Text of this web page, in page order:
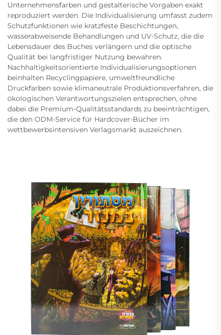
Unternehmensfarben und gestalterische Vorgaben exakt
reproduziert werden. Die Individualisierung umfasst zudem
Schutzfunktionen wie kratzfeste Beschichtungen,
wasserabweisende Behandlungen und UV-Schutz, die die
Lebensdauer des Buches verlängern und die optische
Qualität bei langfristiger Nutzung bewahren.
Nachhaltigkeitsorientierte Individualisierungsoptionen
beinhalten Recyclingpapiere, umweltfreundliche
Druckfarben sowie klimaneutrale Produktionsverfahren, die
ökologischen Verantwortungszielen entsprechen, ohne
dabei die Premium-Qualitätsstandards zu beeinträchtigen,
die den ODM-Service für Hardcover-Bücher im
wettbewerbsintensiven Verlagsmarkt auszeichnen.